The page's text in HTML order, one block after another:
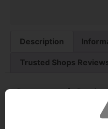
Description
Trusted Shops
Concentré
Le Petit Verger –